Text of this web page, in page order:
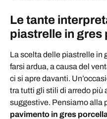
Le tante
piastrelle in
La scelta delle piastrelle in
farsi ardua, a causa del
ci si apre davanti.
tra tutti gli stili di arredo più
suggestive. Pensiamo alla
pavimento in gres